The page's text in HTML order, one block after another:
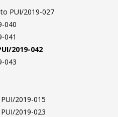
PUI/2019-027
040
041
2019-042
043
2019-015
2019-023